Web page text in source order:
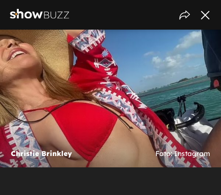
Christie Brinkley Foto: Instagram